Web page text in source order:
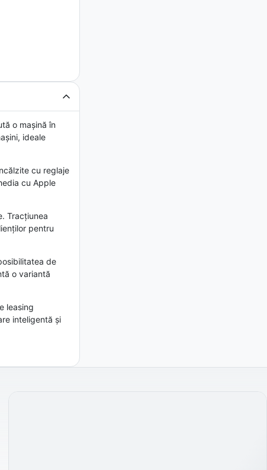
o mașină în
ideale
cu reglaje
cu Apple
Tracțiunea
pentru
de
o variantă
leasing
inteligentă și